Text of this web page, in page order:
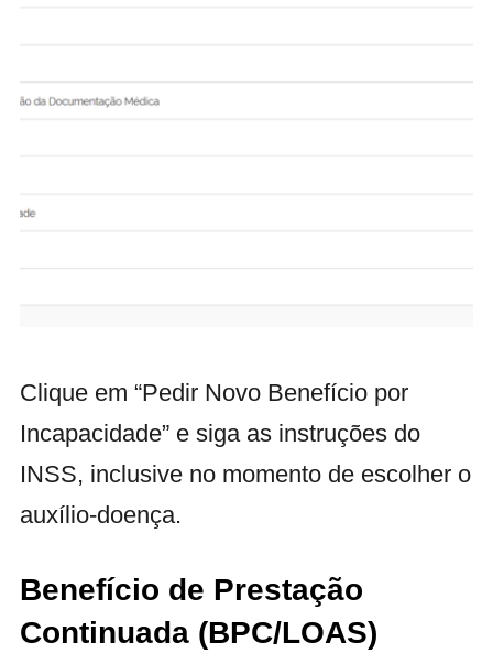
Clique em “Pedir Novo Benefício por
Incapacidade” e siga as instruções do
INSS, inclusive no momento de escolher o
auxílio-doença.
Benefício de Prestação
Continuada (BPC/LOAS)